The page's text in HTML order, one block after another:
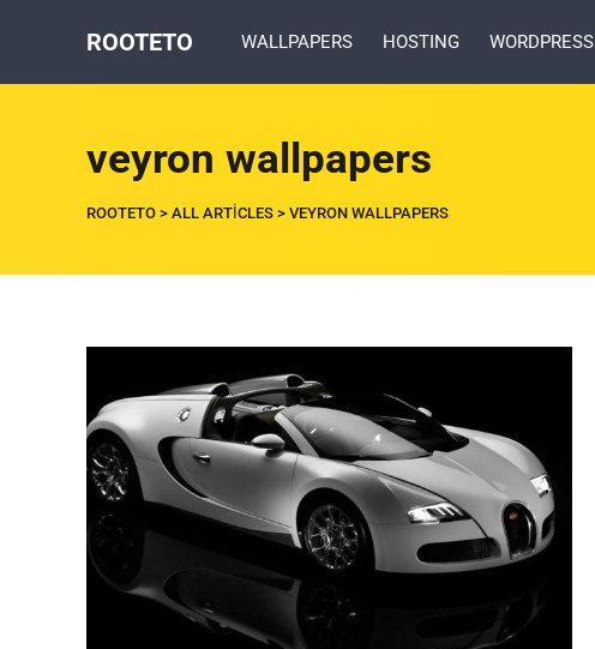
ROOTETO WALLPAPERS HOSTING WORDPRESS
veyron wallpapers
ROOTETO > ALL ARTICLES > VEYRON WALLPAPERS